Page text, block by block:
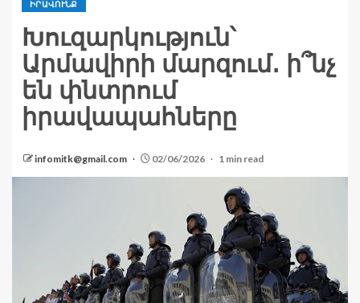
ԻՐԱՎՈՒՆՔ
Խուզարկություն՝
Արմավիրի մարզում․ ի՞նչ
են փնտրում
իրավապահները
infomitk@gmail.com 02/06/2026 1 min read